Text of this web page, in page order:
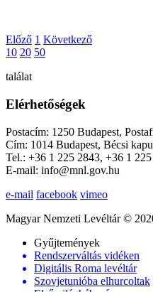
Előző 1 Következő
10 20 50
találat
Elérhetőségek
Postacím: 1250 Budapest,
Cím: 1014 Budapest, Bécsi
Tel.: +36 1 225 2843, +36 1
E-mail: info@mnl.gov.hu
e-mail facebook vimeo
Magyar Nemzeti Levéltár ©
Gyűjtemények
Rendszerváltás vidéken
Digitális Roma levéltár
Szovjetunióba elhurcoltak